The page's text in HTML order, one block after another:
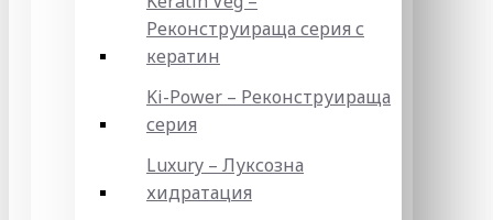
Реконструираща серия с
кератин
Ki-Power – Реконструираща
серия
Luxury – Луксозна
хидратация